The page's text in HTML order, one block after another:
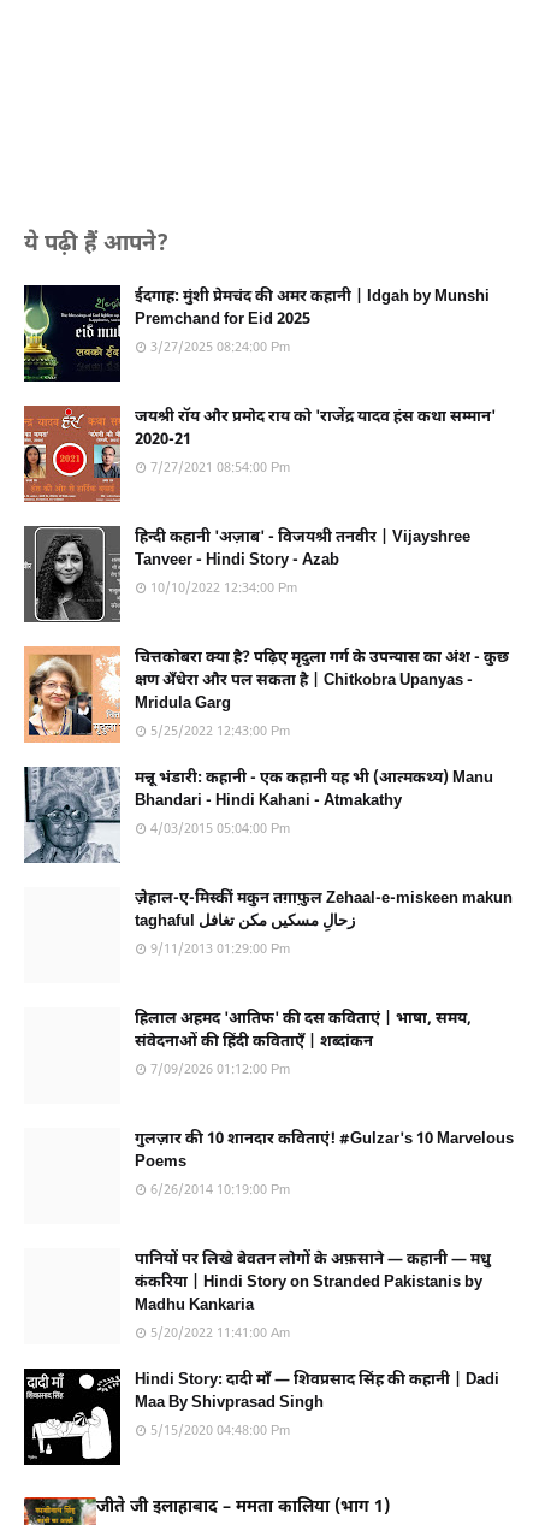
ये पढ़ी हैं आपने?
ईदगाह: मुंशी प्रेमचंद की अमर कहानी | Idgah by Munshi
Premchand for Eid 2025
3/27/2025 08:24:00 Pm
जयश्री रॉय और प्रमोद राय को 'राजेंद्र यादव हंस कथा सम्मान'
2020-21
7/27/2021 08:54:00 Pm
हिन्दी कहानी 'अज़ाब' - विजयश्री तनवीर | Vijayshree
Tanveer - Hindi Story - Azab
10/10/2022 12:34:00 Pm
चित्तकोबरा क्या है? पढ़िए मृदुला गर्ग के उपन्यास का अंश - कुछ
क्षण अँधेरा और पल सकता है | Chitkobra Upanyas -
Mridula Garg
5/25/2022 12:43:00 Pm
मन्नू भंडारी: कहानी - एक कहानी यह भी (आत्मकथ्य) Manu
Bhandari - Hindi Kahani - Atmakathy
4/03/2015 05:04:00 Pm
ज़ेहाल-ए-मिस्कीं मकुन तग़ाफ़ुल Zehaal-e-miskeen makun
taghaful زحالِ مسکیں مکن تغافل
9/11/2013 01:29:00 Pm
हिलाल अहमद 'आतिफ' की दस कविताएं | भाषा, समय,
संवेदनाओं की हिंदी कविताएँ | शब्दांकन
7/09/2026 01:12:00 Pm
गुलज़ार की 10 शानदार कविताएं! #Gulzar's 10 Marvelous
Poems
6/26/2014 10:19:00 Pm
पानियों पर लिखे बेवतन लोगों के अफ़साने — कहानी — मधु
कंकरिया | Hindi Story on Stranded Pakistanis by
Madhu Kankaria
5/20/2022 11:41:00 Am
Hindi Story: दादी माँ — शिवप्रसाद सिंह की कहानी | Dadi
Maa By Shivprasad Singh
5/15/2020 04:48:00 Pm
जीते जी इलाहाबाद – ममता कालिया (भाग 1)